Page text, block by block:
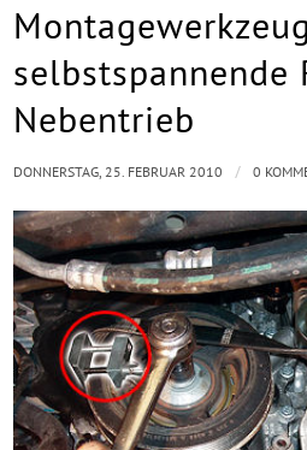
selbstspannende
Nebentrieb
DONNERSTAG, 25. FEBRUAR 2010 / 0